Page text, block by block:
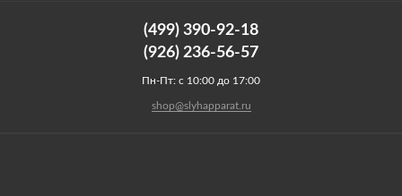
(499) 390-92-18
(926) 236-56-57
Пн-Пт: с 10:00 до 17:00
shop@slyhapparat.ru